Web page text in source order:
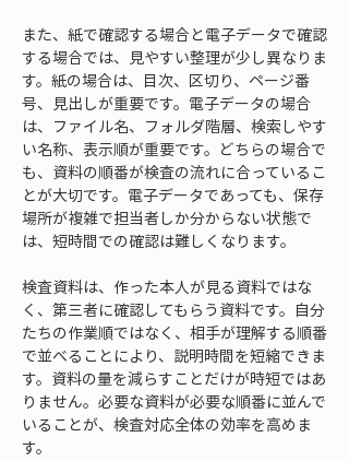
また、紙で確認する場合と電子データで確認
する場合では、見やすい整理が少し異なりま
す。紙の場合は、目次、区切り、ページ番
号、見出しが重要です。電子データの場合
は、ファイル名、フォルダ階層、検索しやす
い名称、表示順が重要です。どちらの場合で
も、資料の順番が検査の流れに合っているこ
とが大切です。電子データであっても、保存
場所が複雑で担当者しか分からない状態で
は、短時間での確認は難しくなります。
検査資料は、作った本人が見る資料ではな
く、第三者に確認してもらう資料です。自分
たちの作業順ではなく、相手が理解する順番
で並べることにより、説明時間を短縮できま
す。資料の量を減らすことだけが時短ではあ
りません。必要な資料が必要な順番に並んで
いることが、検査対応全体の効率を高めま
す。